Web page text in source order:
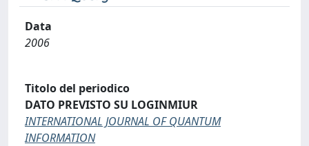
Data
2006
Titolo del periodico
DATO PREVISTO SU LOGINMIUR
INTERNATIONAL JOURNAL OF QUANTUM
INFORMATION